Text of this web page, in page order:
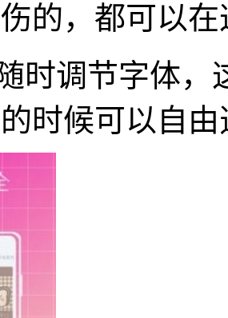
的，都可以
时调节字体
时候可以自